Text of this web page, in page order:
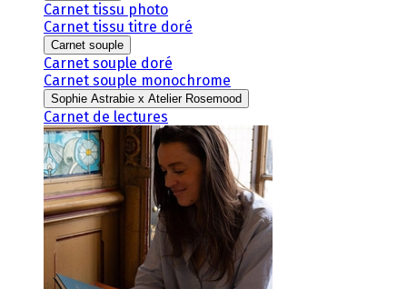
Carnet tissu photo
Carnet tissu titre doré
Carnet souple
Carnet souple doré
Carnet souple monochrome
Sophie Astrabie x Atelier Rosemood
Carnet de lectures